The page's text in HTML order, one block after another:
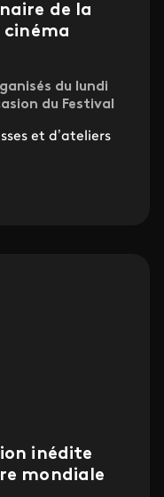
de la
du lundi
du Festival
et d’ateliers
inédite
mondiale